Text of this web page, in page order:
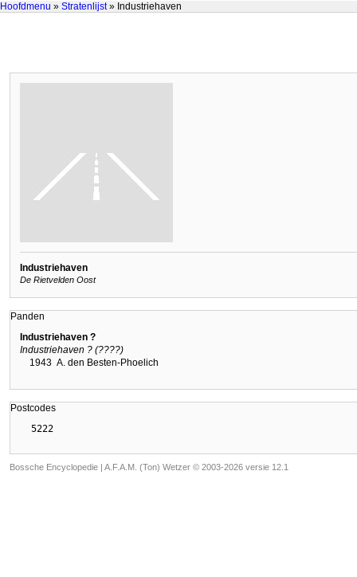
Hoofdmenu » Stratenlijst» Industriehaven
Industriehaven
De Rietvelden Oost
Panden
Industriehaven ?
Industriehaven ? (????)
1943 A. den Besten-Phoelich
Postcodes
Bossche Encyclopedie | A.F.A.M. (Ton) Wetzer © 2003-2026 versie 12.1